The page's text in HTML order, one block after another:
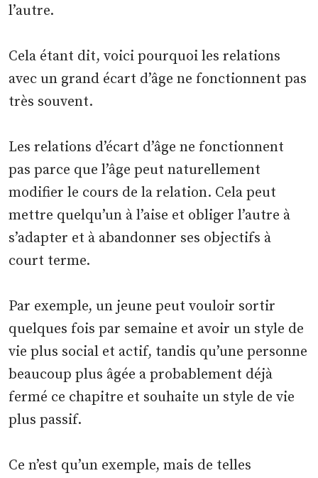
l’autre.
Cela étant dit, voici pourquoi les relations
avec un grand écart d’âge ne fonctionnent pas
très souvent.
Les relations d’écart d’âge ne fonctionnent
pas parce que l’âge peut naturellement
modifier le cours de la relation. Cela peut
mettre quelqu’un à l’aise et obliger l’autre à
s’adapter et à abandonner ses objectifs à
court terme.
Par exemple, un jeune peut vouloir sortir
quelques fois par semaine et avoir un style de
vie plus social et actif, tandis qu’une personne
beaucoup plus âgée a probablement déjà
fermé ce chapitre et souhaite un style de vie
plus passif.
Ce n’est qu’un exemple, mais de telles